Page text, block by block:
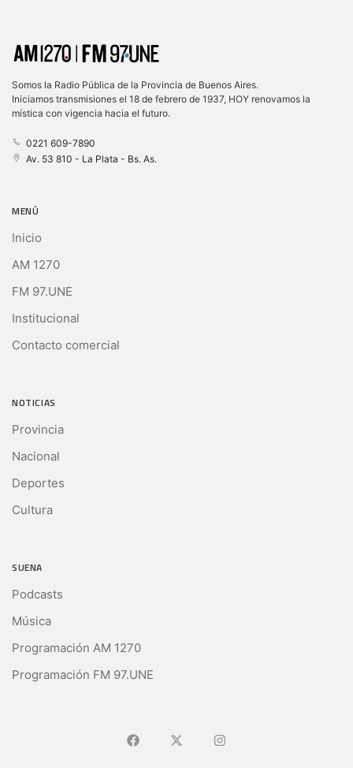
Somos la Radio Pública de la Provincia de Buenos Aires.
Iniciamos transmisiones el 18 de febrero de 1937, HOY renovamos la
mística con vigencia hacia el futuro.
0221 609-7890
Av. 53 810 - La Plata - Bs. As.
MENÚ
Inicio
AM 1270
FM 97.UNE
Institucional
Contacto comercial
NOTICIAS
Provincia
Nacional
Deportes
Cultura
SUENA
Podcasts
Música
Programación AM 1270
Programación FM 97.UNE
Ir a FacebookIr a X (Ex-Twitter)
Ir a